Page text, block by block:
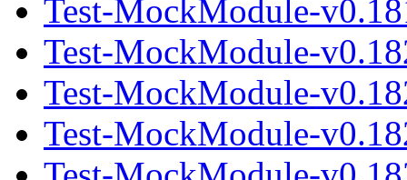
Test-MockModule-
Test-MockModule-
Test-MockModule-
Test-MockModule-